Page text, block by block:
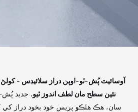
آوسائيٽ پُش-ٽو-اوپن دراز سلائيڊس -
نئين سطح مان لطف اندوز ٿيو. جديد
سان، هڪ هلڪو پريس خود بخود دراز کي